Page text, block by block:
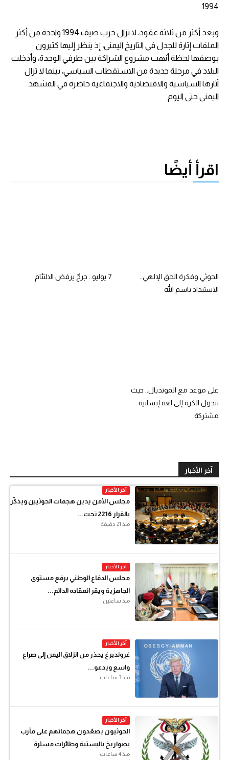
1994.
وبعد أكثر من ثلاثة عقود، لا تزال حرب صيف 1994 واحدة من أكثر
الملفات إثارة للجدل في التاريخ اليمني، إذ ينظر إليها كثيرون
بوصفها لحظة أنهت مشروع الشراكة بين طرفي الوحدة، وأدخلت
البلاد في مرحلة جديدة من الاستقطاب السياسي، بينما لا تزال
آثارها السياسية والاقتصادية والاجتماعية حاضرة في المشهد
اليمني حتى اليوم.
اقرأ أيضًا
الحوثي وفكرة الحق الإلهي..
الاستبداد باسم الله
7 يوليو.. جرحٌ يرفض الالتئام
على موعد مع المونديال.. حيث
تتحول الكرة إلى لغة إنسانية
مشتركة
آخر الأخبار
آخر الأخبار
مجلس الأمن يدين هجمات الحوثيين ويذكّر
بالقرار 2216 تحت...
منذ 21 دقيقة
آخر الأخبار
مجلس الدفاع الوطني يرفع مستوى
الجاهزية ويقر انعقاده الدائم...
منذ ساعتين
آخر الأخبار
غروندبرغ يحذر من انزلاق اليمن إلى صراع
واسع ويدعو...
منذ 3 ساعات
آخر الأخبار
الحوثيون يصعّدون هجماتهم على مأرب
بصواريخ باليستية وطائرات مسيّرة
منذ 4 ساعات